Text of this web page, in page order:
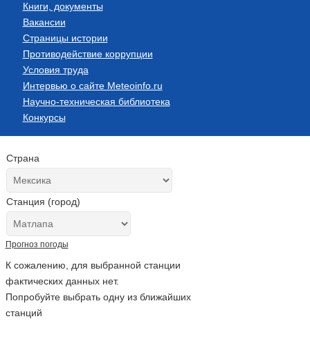
Книги, документы
Вакансии
Страницы истории
Противодействие коррупции
Условия труда
Интервью о сайте Meteoinfo.ru
Научно-техническая библиотека
Конкурсы
Страна
Станция (город)
Прогноз погоды
К сожалению, для выбранной станции
фактических данных нет.
Попробуйте выбрать одну из ближайших
станций